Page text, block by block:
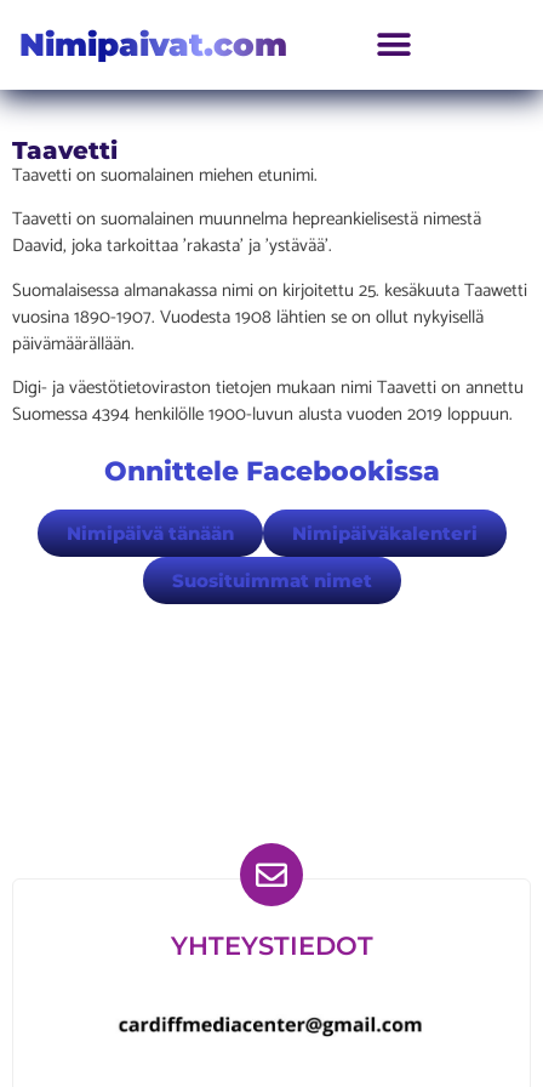
Nimipaivat.com
Taavetti
Taavetti on suomalainen miehen etunimi.
Taavetti on suomalainen muunnelma hepreankielisestä nimestä
Daavid, joka tarkoittaa ’rakasta’ ja ’ystävää’.
Suomalaisessa almanakassa nimi on kirjoitettu 25. kesäkuuta Taawetti
vuosina 1890-1907. Vuodesta 1908 lähtien se on ollut nykyisellä
päivämäärällään.
Digi- ja väestötietoviraston tietojen mukaan nimi Taavetti on annettu
Suomessa 4394 henkilölle 1900-luvun alusta vuoden 2019 loppuun.
Onnittele Facebookissa
Nimipäivä tänään Nimipäiväkalenteri
Suosituimmat nimet
YHTEYSTIEDOT